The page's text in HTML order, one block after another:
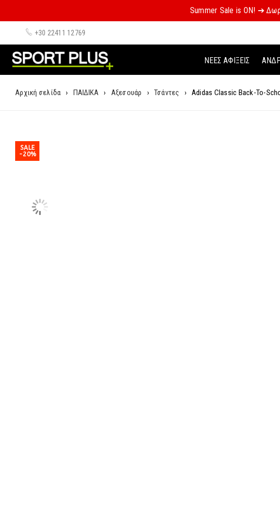
Summer Sale is ON! ➔
+30 22411 12769
ΝΈΕΣ ΑΦΊΞΕΙΣ
Αρχική σελίδα › ΠΑΙΔΙΚΑ › Αξεσουάρ › Τσάντες › Adidas Classic Back-To-
SALE
-20%